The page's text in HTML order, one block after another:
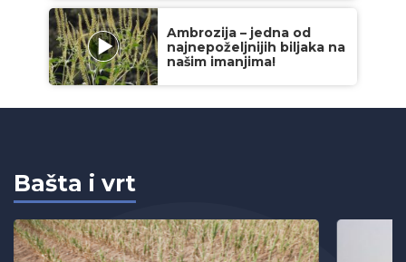
Ambrozija – jedna od
najnepoželjnijih biljaka na
našim imanjima!
Bašta i vrt